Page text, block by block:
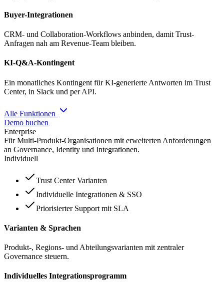
Buyer-Integrationen
CRM- und Collaboration-Workflows anbinden, damit Trust-
Anfragen nah am Revenue-Team bleiben.
KI-Q&A-Kontingent
Ein monatliches Kontingent für KI-generierte Antworten im Trust
Center, in Slack und per API.
Alle Funktionen
Demo buchen
Enterprise
Für Multi-Produkt-Organisationen mit erweiterten Anforderungen
an Governance, Identity und Integrationen.
Individuell
Trust Center Varianten
Individuelle Integrationen & SSO
Priorisierter Support mit SLA
Varianten & Sprachen
Produkt-, Regions- und Abteilungsvarianten mit zentraler
Governance steuern.
Individuelles Integrationsprogramm